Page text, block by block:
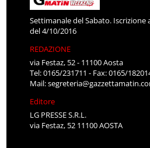
Settimanale del Sabato. Iscrizione
del 4/10/2016
REDAZIONE
via Festaz, 52 - 11100 Aosta
Tel: 0165/231711 - Fax: 0165/
Mail:
Editore
LG PRESSE S.R.L.
via Festaz, 52 11100 AOSTA